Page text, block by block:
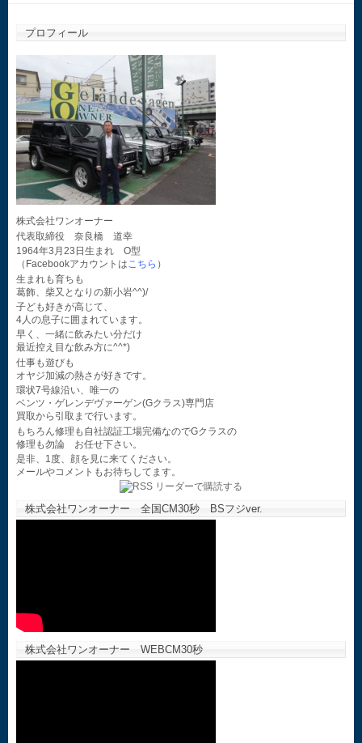
プロフィール
株式会社ワンオーナー
代表取締役 奈良橋 道幸
1964年3月23日生まれ O型
（Facebookアカウントはこちら ）
生まれも育ちも
葛飾、柴又となりの新小岩^^)/
子ども好きが高じて、
4人の息子に囲まれています。
早く、一緒に飲みたい分だけ
最近控え目な飲み方に^^*)
仕事も遊びも
オヤジ加減の熱さが好きです。
環状7号線沿い、唯一の
ベンツ・ゲレンデヴァーゲン(Gクラス)専門店
買取から引取まで行います。
もちろん修理も自社認証工場完備なのでGクラスの
修理も勿論 お任せ下さい。
是非、1度、顔を見に来てください。
メールやコメントもお待ちしてます。
株式会社ワンオーナー 全国CM30秒 BSフジver.
株式会社ワンオーナー WEBCM30秒